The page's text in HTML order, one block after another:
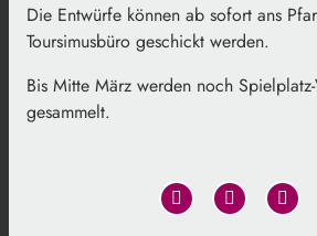
Die Entwürfe können ab sofort ans
Toursimusbüro geschickt werden.
Bis Mitte März werden noch
gesammelt.